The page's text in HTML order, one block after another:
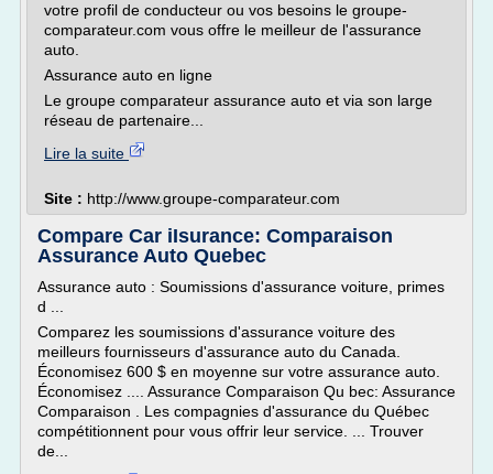
votre profil de conducteur ou vos besoins le groupe-
comparateur.com vous offre le meilleur de l'assurance
auto.
Assurance auto en ligne
Le groupe comparateur assurance auto et via son large
réseau de partenaire...
Lire la suite
Site : http://www.groupe-comparateur.com
Compare Car iIsurance: Comparaison
Assurance Auto Quebec
Assurance auto : Soumissions d'assurance voiture, primes
d ...
Comparez les soumissions d'assurance voiture des
meilleurs fournisseurs d'assurance auto du Canada.
Économisez 600 $ en moyenne sur votre assurance auto.
Économisez .... Assurance Comparaison Qu bec: Assurance
Comparaison . Les compagnies d'assurance du Québec
compétitionnent pour vous offrir leur service. ... Trouver
de...